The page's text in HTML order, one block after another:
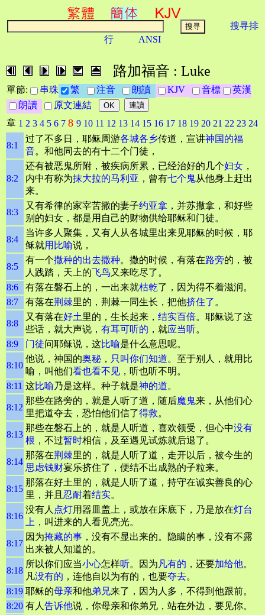
搜寻排
行
ANSI
路加福音 : Luke
單節: 串珠 繁 注音 朗讀 KJV 音標
英漢
朗讀
原文連結
章 1 2 3 4 5 6 7 8 9 10 11 12 13 14 15 16 17 18 19 20 21 22 23 24
8:1
过了不多日，耶稣周游各城各乡传道，宣讲神国的福
音。和他同去的有十二个门徒，
8:2
还有被恶鬼所附，被疾病所累，已经治好的几个妇女 ，
内中有称为抹大拉的马利亚 ，曾有七个鬼从他身上赶出
来。
8:3
又有希律的家宰苦撒的妻子约亚拿 ，并苏撒拿，和好些
别的妇女，都是用自己的财物供给耶稣和门徒。
8:4
当许多人聚集，又有人从各城里出来见耶稣的时候，耶
稣就用比喻说，
8:5
有一个撒种的出去撒种。撒的时候，有落在路旁的，被
人践踏，天上的飞鸟又来吃尽了。
8:6
有落在磐石上的，一出来就枯乾了，因为得不着滋润。
8:7
有落在荆棘里的，荆棘一同生长，把他挤住了 。
8:8
又有落在好土里的，生长起来， 结实百倍。耶稣说了这
些话，就大声说， 有耳可听的 ，就应当听。
8:9
门徒问耶稣说，这比喻是什么意思呢。
8:10
他说，神国的奥秘 ， 只叫你们知道。至于别人，就用比
喻，叫他们看也看不见 ，听也听不明。
8:11 这比喻乃是这样。种子就是神的道。
8:12
那些在路旁的，就是人听了道，随后魔鬼来，从他们心
里把道夺去，恐怕他们信了得救。
8:13
那些在磐石上的，就是人听道，喜欢领受，但心中没有
根 ，不过暂时相信，及至遇见试炼就后退了。
8:14
那落在荆棘里的，就是人听了道，走开以后，被今生的
思虑钱财宴乐挤住了，便结不出成熟的子粒来。
8:15
那落在好土里的，就是人听了道，持守在诚实善良的心
里，并且 忍耐着结实。
8:16
没有人 点灯用器皿盖上，或放在床底下，乃是放在灯台
上 ，叫进来的人看见亮光。
8:17
因为掩藏的事 ，没有不显出来的。隐瞒的事，没有不露
出来被人知道的。
8:18
所以你们应当小心怎样听。因为 凡有的 ，还要加给他。
凡没有的 ，连他自以为有的，也要夺去。
8:19 耶稣的母亲和他弟兄来了，因为人多，不得到他跟前。
8:20 有人 告诉他说，你母亲和你弟兄，站在外边，要见你。